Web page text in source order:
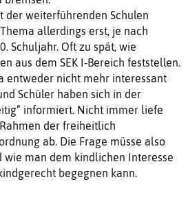
der weiterführenden Schulen
allerdings erst, je nach
Schuljahr. Oft zu spät, wie
aus dem SEK I-Bereich feststellen.
entweder nicht mehr interessant
Schüler haben sich in der
informiert. Nicht immer liefe
der freiheitlich
ab. Die Frage müsse also
wie man dem kindlichen Interesse
begegnen kann.